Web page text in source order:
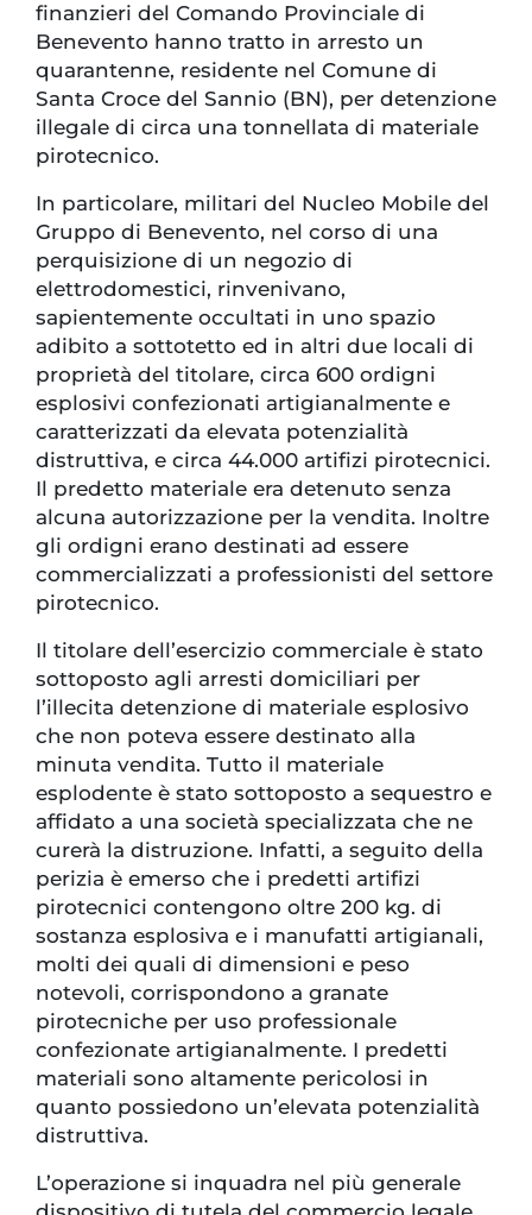
finanzieri del Comando Provinciale di
Benevento hanno tratto in arresto un
quarantenne, residente nel Comune di
Santa Croce del Sannio (BN), per detenzione
illegale di circa una tonnellata di materiale
pirotecnico.
In particolare, militari del Nucleo Mobile del
Gruppo di Benevento, nel corso di una
perquisizione di un negozio di
elettrodomestici, rinvenivano,
sapientemente occultati in uno spazio
adibito a sottotetto ed in altri due locali di
proprietà del titolare, circa 600 ordigni
esplosivi confezionati artigianalmente e
caratterizzati da elevata potenzialità
distruttiva, e circa 44.000 artifizi pirotecnici.
Il predetto materiale era detenuto senza
alcuna autorizzazione per la vendita. Inoltre
gli ordigni erano destinati ad essere
commercializzati a professionisti del settore
pirotecnico.
Il titolare dell’esercizio commerciale è stato
sottoposto agli arresti domiciliari per
l’illecita detenzione di materiale esplosivo
che non poteva essere destinato alla
minuta vendita. Tutto il materiale
esplodente è stato sottoposto a sequestro e
affidato a una società specializzata che ne
curerà la distruzione. Infatti, a seguito della
perizia è emerso che i predetti artifizi
pirotecnici contengono oltre 200 kg. di
sostanza esplosiva e i manufatti artigianali,
molti dei quali di dimensioni e peso
notevoli, corrispondono a granate
pirotecniche per uso professionale
confezionate artigianalmente. I predetti
materiali sono altamente pericolosi in
quanto possiedono un’elevata potenzialità
distruttiva.
L’operazione si inquadra nel più generale